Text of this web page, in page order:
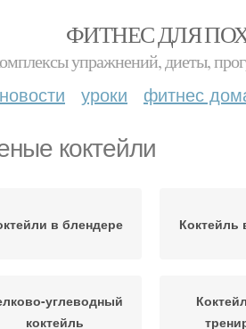
ФИТНЕС ДЛЯ
упражнений, диеты,
новости уроки фитнес
коктейли
в блендере Коктейль
углеводный
коктейль